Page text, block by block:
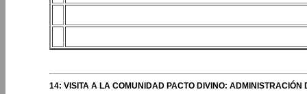
14: VISITA A LA COMUNIDAD PACTO DIVINO: